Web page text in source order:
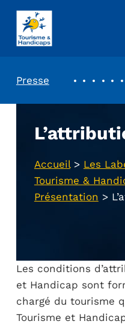
ASSOCIATION TOURISME ET HANDICAPS
Presse
Accueil> Les
Tourisme &
Présentation >
Les conditions
et Handicap sont
chargé du tourisme
Tourisme et